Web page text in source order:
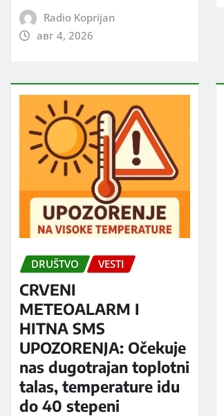
Radio Koprijan
авг 4, 2026
DRUŠTVO VESTI
CRVENI
METEOALARM I
HITNA SMS
UPOZORENJA: Očekuje
nas dugotrajan toplotni
talas, temperature idu
do 40 stepeni